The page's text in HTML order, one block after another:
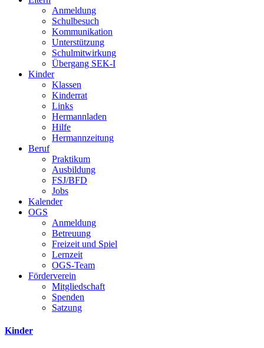
Anmeldung
Schulbesuch
Kommunikation
Unterstützung
Schulmitwirkung
Übergang SEK-I
Kinder
Klassen
Kinderrat
Links
Hermannladen
Hilfe
Hermannzeitung
Beruf
Praktikum
Ausbildung
FSJ/BFD
Jobs
Kalender
OGS
Anmeldung
Betreuung
Freizeit und Spiel
Lernzeit
OGS-Team
Förderverein
Mitgliedschaft
Spenden
Satzung
Kinder